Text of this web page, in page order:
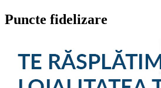
Puncte fidelizare